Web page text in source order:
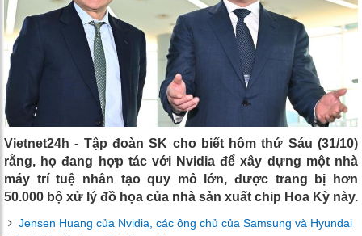
Vietnet24h - Tập đoàn SK cho biết hôm thứ Sáu (31/10)
rằng, họ đang hợp tác với Nvidia để xây dựng một nhà
máy trí tuệ nhân tạo quy mô lớn, được trang bị hơn
50.000 bộ xử lý đồ họa của nhà sản xuất chip Hoa Kỳ này.
Jensen Huang của Nvidia, các ông chủ của Samsung và Hyundai